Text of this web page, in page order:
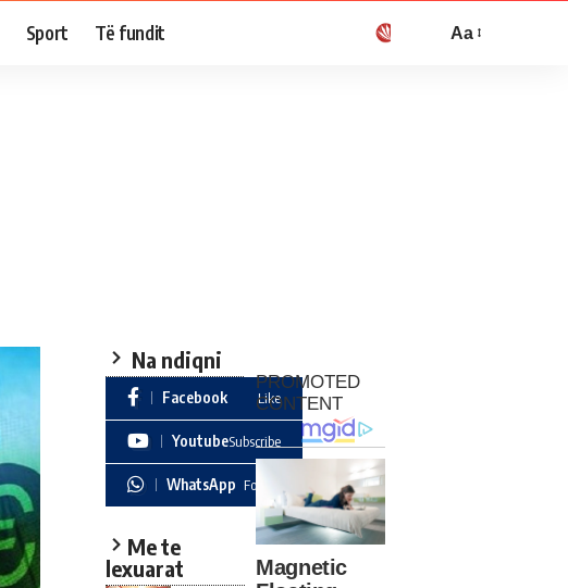
Sport Të fundit Aa
Na ndiqni
Facebook Like
YoutubeSubscribe
WhatsApp Follow
Me te
lexuarat